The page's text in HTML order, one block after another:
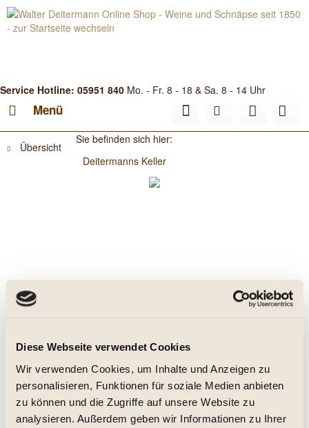
Diese Webseite verwendet Cookies
Wir verwenden Cookies, um Inhalte und Anzeigen zu
personalisieren, Funktionen für soziale Medien anbieten
zu können und die Zugriffe auf unsere Website zu
analysieren. Außerdem geben wir Informationen zu Ihrer
Service Hotline: 05951 840 Mo. - Fr. 8 - 18 & Sa. 8 - 14 Uhr
Menü
Übersicht
Sie befinden sich hier:
Deitermanns Keller
Stellenrust Douwe Steyn Cabernet
Sauvignon 2015
trocken, Jg. 2015
34,95 € *
Inhalt:0.75 Liter (46,60 € * / 1 Liter)